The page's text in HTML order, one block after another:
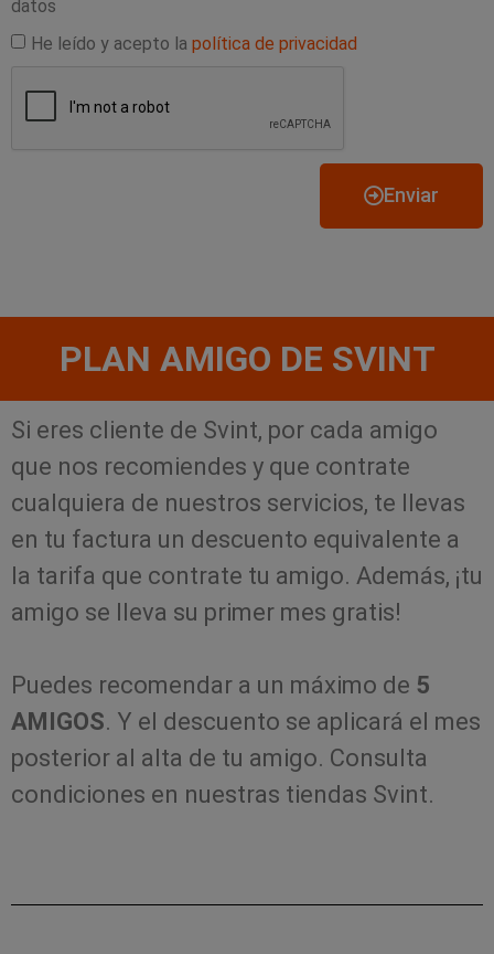
datos
He leído y acepto la política de privacidad
Enviar
PLAN AMIGO DE SVINT
Si eres cliente de Svint, por cada amigo
que nos recomiendes y que contrate
cualquiera de nuestros servicios, te llevas
en tu factura un descuento equivalente a
la tarifa que contrate tu amigo. Además, ¡tu
amigo se lleva su primer mes gratis!
Puedes recomendar a un máximo de 5
AMIGOS. Y el descuento se aplicará el mes
posterior al alta de tu amigo. Consulta
condiciones en nuestras tiendas Svint.